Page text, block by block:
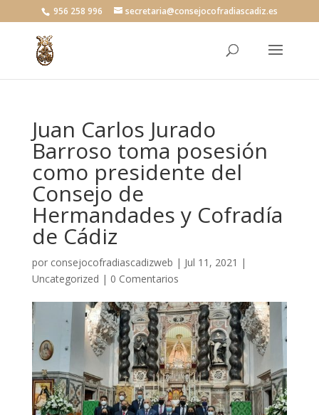
956 258 996 secretaria@consejocofradiascadiz.es
Juan Carlos Jurado
Barroso toma posesión
como presidente del
Consejo de
Hermandades y Cofradía
de Cádiz
por consejocofradiascadizweb | Jul 11, 2021 |
Uncategorized | 0 Comentarios